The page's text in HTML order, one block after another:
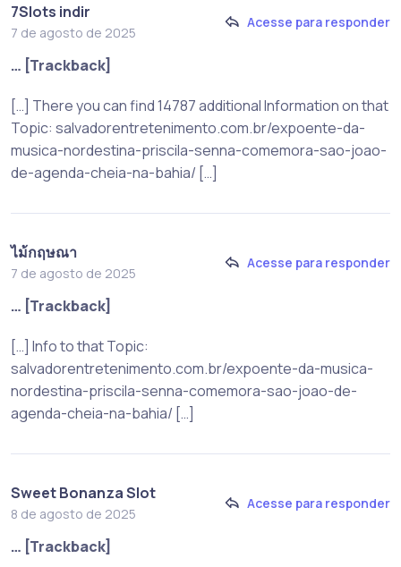
7Slots indir
7 de agosto de 2025
Acesse para responder
… [Trackback]
[…] There you can find 14787 additional Information on that
Topic: salvadorentretenimento.com.br/expoente-da-
musica-nordestina-priscila-senna-comemora-sao-joao-
de-agenda-cheia-na-bahia/ […]
ไม้กฤษณา
7 de agosto de 2025
Acesse para responder
… [Trackback]
[…] Info to that Topic:
salvadorentretenimento.com.br/expoente-da-musica-
nordestina-priscila-senna-comemora-sao-joao-de-
agenda-cheia-na-bahia/ […]
Sweet Bonanza Slot
8 de agosto de 2025
Acesse para responder
… [Trackback]